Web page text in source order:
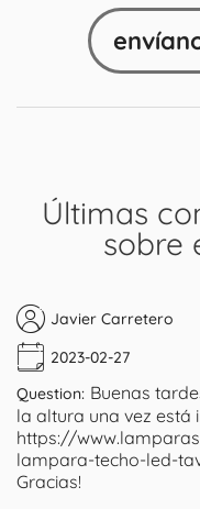
Últimas
sobre
Javier Carretero
2023-02-27
Question: Buenas
la altura una vez está
https://
lampara-techo-led-
Gracias!